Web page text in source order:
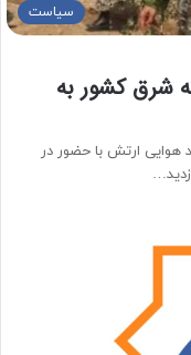
سیاست
شرق کشور به
هوایی ارتش با حضور در